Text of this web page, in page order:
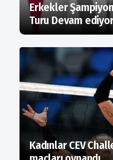
Erkekler
Turu Devam
Kadınlar CEV